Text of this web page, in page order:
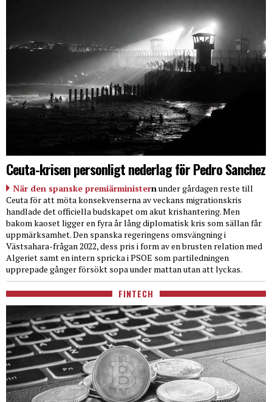
Ceuta-krisen personligt nederlag för Pedro Sanchez
När den spanske premiärministernunder gårdagen reste till
Ceuta för att möta konsekvenserna av veckans migrationskris
handlade det officiella budskapet om akut krishantering. Men
bakom kaoset ligger en fyra år lång diplomatisk kris som sällan får
uppmärksamhet. Den spanska regeringens omsvängning i
Västsahara-frågan 2022, dess pris i form av en brusten relation med
Algeriet samt en intern spricka i PSOE som partiledningen
upprepade gånger försökt sopa under mattan utan att lyckas.
FINTECH